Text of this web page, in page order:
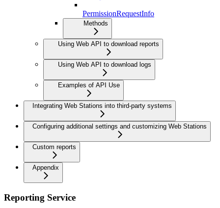
PermissionRequestInfo
Methods
Using Web API to download reports
Using Web API to download logs
Examples of API Use
Integrating Web Stations into third-party systems
Configuring additional settings and customizing Web Stations
Custom reports
Appendix
Reporting Service